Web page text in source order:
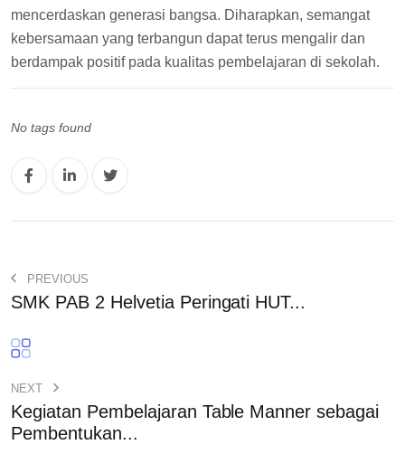
mencerdaskan generasi bangsa. Diharapkan, semangat
kebersamaan yang terbangun dapat terus mengalir dan
berdampak positif pada kualitas pembelajaran di sekolah.
No tags found
PREVIOUS
SMK PAB 2 Helvetia Peringati HUT...
NEXT
Kegiatan Pembelajaran Table Manner sebagai
Pembentukan...